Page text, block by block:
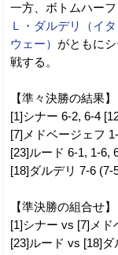
一方、ボトムハー
Ｌ・ダルデリ（イタ
ウェー） がともに
戦する。
【準々決勝の結果
[1]シナー 6-2, 6-4
[7]メドベージェフ
[23]ルード 6-1, 1-6,
[18]ダルデリ 7-6 (7-
【準決勝の組合せ】
[1]シナー vs [7]メド
[23]ルード vs [18]ダ